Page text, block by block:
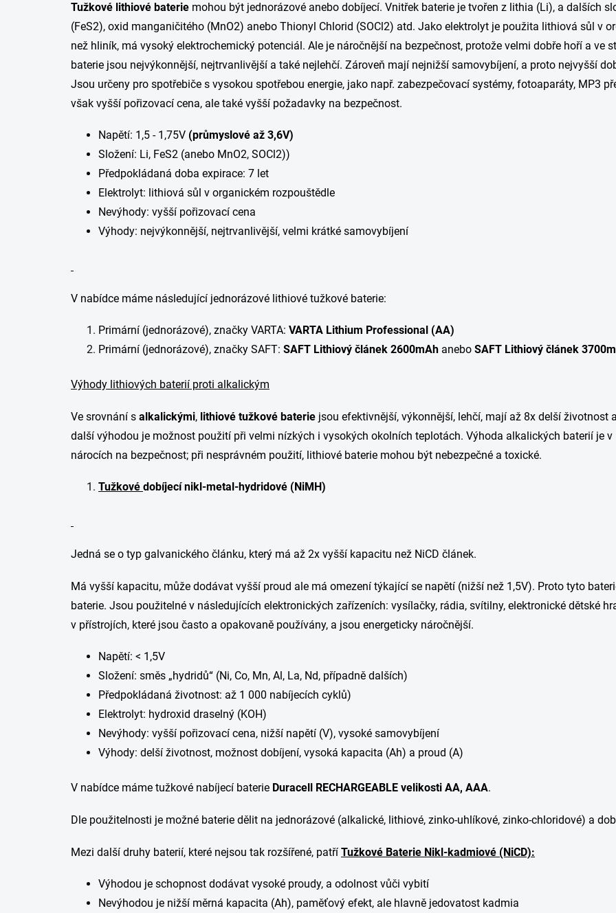
Tužkové lithiové baterie mohou být jednorázové anebo dobíjecí. Vnitřek baterie je tvořen z lithia (Li), a dalších
(FeS2), oxid manganičitého (MnO2) anebo Thionyl Chlorid (SOCl2) atd. Jako elektrolyt je použita lithiová sůl v
než hliník, má vysoký elektrochemický potenciál. Ale je náročnější na bezpečnost, protože velmi dobře hoří a ve
baterie jsou nejvýkonnější, nejtrvanlivější a také nejlehčí. Zároveň mají nejnižší samovybíjení, a proto nejvyšší
Jsou určeny pro spotřebiče s vysokou spotřebou energie, jako např. zabezpečovací systémy, fotoaparáty, MP3
však vyšší pořizovací cena, ale také vyšší požadavky na bezpečnost.
Napětí: 1,5 - 1,75V (průmyslové až 3,6V)
Složení: Li, FeS2 (anebo MnO2, SOCl2))
Předpokládaná doba expirace: 7 let
Elektrolyt: lithiová sůl v organickém rozpouštědle
Nevýhody: vyšší pořizovací cena
Výhody: nejvýkonnější, nejtrvanlivější, velmi krátké samovybíjení
V nabídce máme následující jednorázové lithiové tužkové baterie:
Primární (jednorázové), značky VARTA: VARTA Lithium Professional (AA)
Primární (jednorázové), značky SAFT: SAFT Lithiový článek 2600mAh anebo SAFT Lithiový článek
Výhody lithiových baterií proti alkalickým
Ve srovnání s alkalickými, lithiové tužkové baterie jsou efektivnější, výkonnější, lehčí, mají až 8x delší životnost
další výhodou je možnost použití při velmi nízkých i vysokých okolních teplotách. Výhoda alkalických baterií je
nárocích na bezpečnost; při nesprávném použití, lithiové baterie mohou být nebezpečné a toxické.
Tužkové dobíjecí nikl-metal-hydridové (NiMH)
Jedná se o typ galvanického článku, který má až 2x vyšší kapacitu než NiCD článek.
Má vyšší kapacitu, může dodávat vyšší proud ale má omezení týkající se napětí (nižší než 1,5V). Proto tyto
baterie. Jsou použitelné v následujících elektronických zařízeních: vysílačky, rádia, svítilny, elektronické dětské
v přístrojích, které jsou často a opakovaně používány, a jsou energeticky náročnější.
Napětí: < 1,5V
Složení: směs „hydridů“ (Ni, Co, Mn, Al, La, Nd, případně dalších)
Předpokládaná životnost: až 1 000 nabíjecích cyklů)
Elektrolyt: hydroxid draselný (KOH)
Nevýhody: vyšší pořizovací cena, nižší napětí (V), vysoké samovybíjení
Výhody: delší životnost, možnost dobíjení, vysoká kapacita (Ah) a proud (A)
V nabídce máme tužkové nabíjecí baterie Duracell RECHARGEABLE velikosti AA, AAA.
Dle použitelnosti je možné baterie dělit na jednorázové (alkalické, lithiové, zinko-uhlíkové, zinko-chloridové) a
Mezi další druhy baterií, které nejsou tak rozšířené, patří Tužkové Baterie Nikl-kadmiové (NiCD):
Výhodou je schopnost dodávat vysoké proudy, a odolnost vůči vybití
Nevýhodou je nižší měrná kapacita (Ah), paměťový efekt, ale hlavně jedovatost kadmia